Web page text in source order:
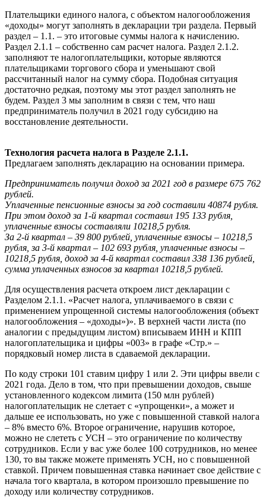
Плательщики единого налога, с объектом налогообложения
«доходы» могут заполнять в декларации три раздела. Первый
раздел – 1.1. – это итоговые суммы налога к начислению.
Раздел 2.1.1 – собственно сам расчет налога. Раздел 2.1.2.
заполняют те налогоплательщики, которые являются
плательщиками торгового сбора и уменьшают свой
рассчитанный налог на сумму сбора. Подобная ситуация
достаточно редкая, поэтому мы этот раздел заполнять не
будем. Раздел 3 мы заполним в связи с тем, что наш
предприниматель получил в 2021 году субсидию на
восстановление деятельности.
Технология расчета налога в Разделе 2.1.1.
Предлагаем заполнять декларацию на основании примера.
Предприниматель получил доход за 2021 год в размере 675 762
рублей.
Уплаченные пенсионные взносы за год составили 40874 рубля.
При этом доход за 1-й квартал составил 195 133 рубля,
уплаченные взносы составляли 10218,5 рубля.
За 2-й квартал – 39 800 рублей, уплаченные взносы – 10218,5
рубля, за 3-й квартал – 102 693 рубля, уплаченные взносы –
10218,5 рубля, доход за 4-й квартал составил 338 136 рублей,
сумма уплаченных взносов за квартал 10218,5 рублей.
Для осуществления расчета откроем лист декларации с
Разделом 2.1.1. «Расчет налога, уплачиваемого в связи с
применением упрощенной системы налогообложения (объект
налогообложения – «доходы»)». В верхней части листа (по
аналогии с предыдущим листом) вписываем ИНН и КПП
налогоплательщика и цифры «003» в графе «Стр.» –
порядковый номер листа в сдаваемой декларации.
По коду строки 101 ставим цифру 1 или 2. Эти цифры ввели с
2021 года. Дело в том, что при превышении доходов, свыше
установленного кодексом лимита (150 млн рублей)
налогоплательщик не слетает с «упрощенки», а может и
дальше ее использовать, но уже с повышенной ставкой налога
– 8% вместо 6%. Второе ограничение, нарушив которое,
можно не слететь с УСН – это ограничение по количеству
сотрудников. Если у вас уже более 100 сотрудников, но менее
130, то вы также можете применять УСН, но с повышенной
ставкой. Причем повышенная ставка начинает свое действие с
начала того квартала, в котором произошло превышение по
доходу или количеству сотрудников.